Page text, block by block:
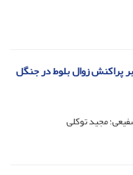
پراکنش زوال بلوط در جنگل
مجید توکلی